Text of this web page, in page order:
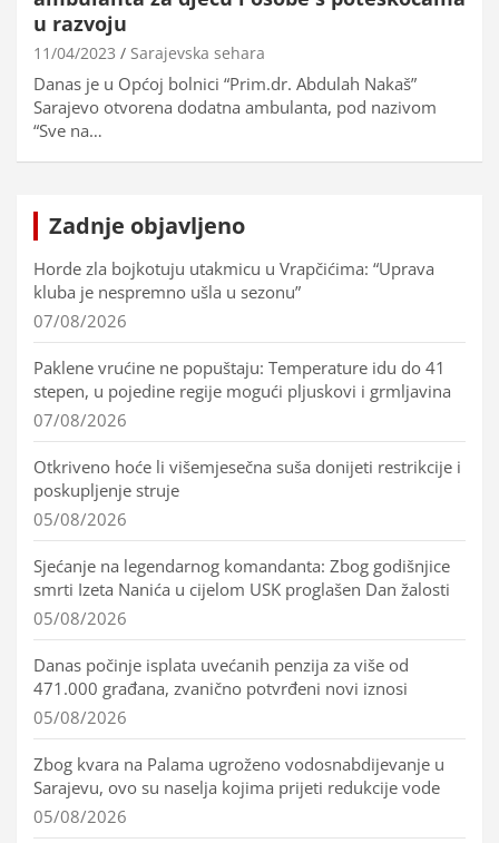
u razvoju
11/04/2023 Sarajevska sehara
Danas je u Općoj bolnici “Prim.dr. Abdulah Nakaš”
Sarajevo otvorena dodatna ambulanta, pod nazivom
“Sve na…
Zadnje objavljeno
Horde zla bojkotuju utakmicu u Vrapčićima: “Uprava
kluba je nespremno ušla u sezonu”
07/08/2026
Paklene vrućine ne popuštaju: Temperature idu do 41
stepen, u pojedine regije mogući pljuskovi i grmljavina
07/08/2026
Otkriveno hoće li višemjesečna suša donijeti restrikcije i
poskupljenje struje
05/08/2026
Sjećanje na legendarnog komandanta: Zbog godišnjice
smrti Izeta Nanića u cijelom USK proglašen Dan žalosti
05/08/2026
Danas počinje isplata uvećanih penzija za više od
471.000 građana, zvanično potvrđeni novi iznosi
05/08/2026
Zbog kvara na Palama ugroženo vodosnabdijevanje u
Sarajevu, ovo su naselja kojima prijeti redukcije vode
05/08/2026